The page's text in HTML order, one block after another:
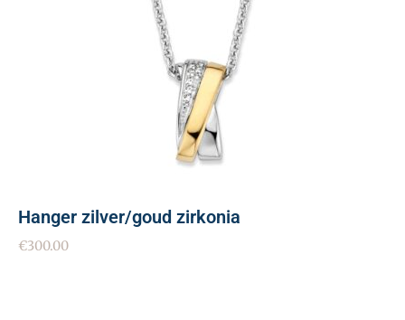
Hanger zilver/goud zirkonia
€300.00